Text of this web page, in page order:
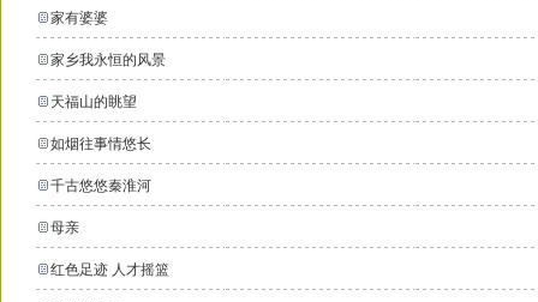
家有婆婆
家乡我永恒的风景
天福山的眺望
如烟往事情悠长
千古悠悠秦淮河
母亲
红色足迹 人才摇篮